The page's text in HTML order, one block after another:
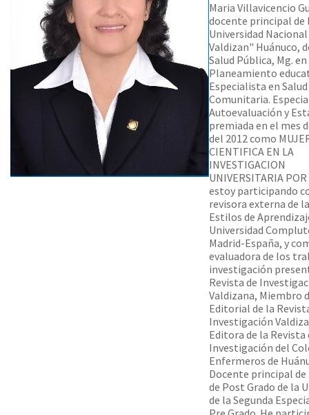
Maria Villavicencio
docente principal de
Universidad
Valdizan" Huánuco,
Salud Pública, Mg.
Planeamiento
Especialista en
Comunitaria.
Autoevaluación y
premiada en el mes
del 2012 como
CIENTIFICA EN LA
INVESTIGACION
UNIVERSITARIA
estoy participando
revisora externa de
Estilos de
Universidad
Madrid-España, y
evaluadora de los
investigación
Revista de
Valdizana, Miembro
Editorial de la
Investigación
Editora de la Revista
Investigación del
Enfermeros de
Docente principal de
de Post Grado de la
de la Segunda